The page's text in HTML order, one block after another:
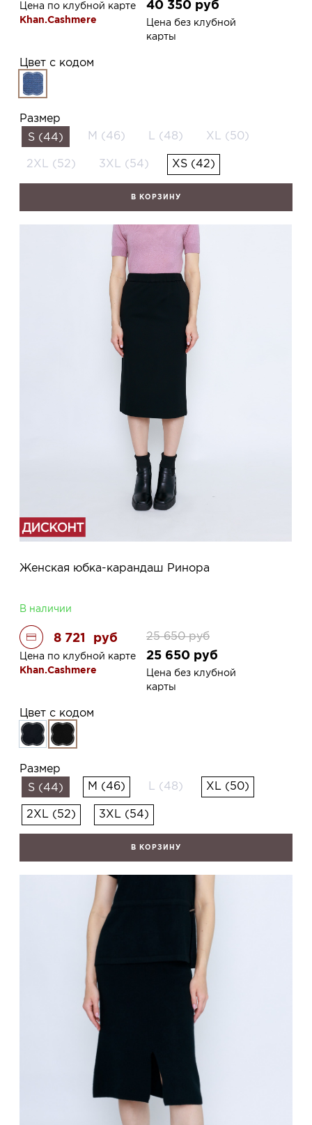
Цена по клубной карте
Khan.Cashmere
40 350 руб
Цена без клубной
карты
Цвет с кодом
Размер
S (44)
M (46) L (48) XL (50)
2XL (52) 3XL (54) XS (42)
В КОРЗИНУ
Женская юбка-карандаш Ринора
В наличии
8 721 руб
Цена по клубной карте
Khan.Cashmere
25 650 руб
25 650 руб
Цена без клубной
карты
Цвет с кодом
Размер
S (44)
M (46) L (48) XL (50)
2XL (52) 3XL (54)
В КОРЗИНУ